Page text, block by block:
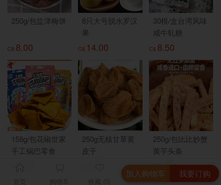
250g/包盐津梅饼
C$ 8.00
8只大号脱水罗汉
果
C$ 14.00
30根/盒台湾风味
咸牛轧糖
C$ 8.50
158g/包花椒世家
手工锅巴零食
250g无核甘草黄
皮干
250g/包比比妙蟹
黄芋头条
C$7.50
加入购物车 我要订购